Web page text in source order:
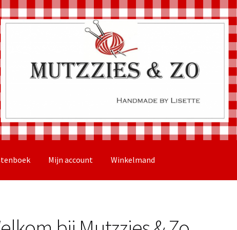
Mijn account Winkelmand